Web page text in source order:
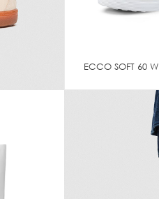
ECCO SOFT 60 W